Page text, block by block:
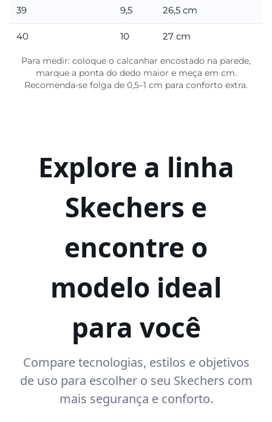
39 9,5 26,5 cm
40 10 27 cm
Para medir: coloque o calcanhar encostado na parede,
marque a ponta do dedo maior e meça em cm.
Recomenda-se folga de 0,5–1 cm para conforto extra.
Explore a linha
Skechers e
encontre o
modelo ideal
para você
Compare tecnologias, estilos e objetivos
de uso para escolher o seu Skechers com
mais segurança e conforto.